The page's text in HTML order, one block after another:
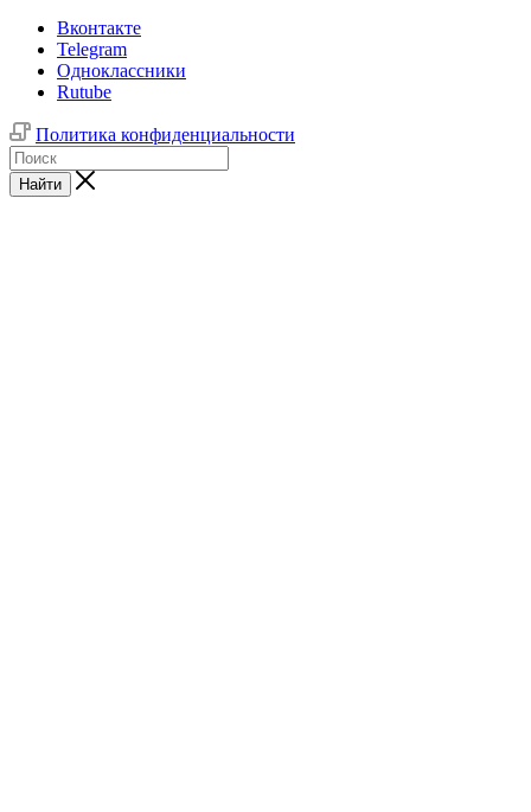
Вконтакте
Telegram
Одноклассники
Rutube
Политика конфиденциальности
Найти